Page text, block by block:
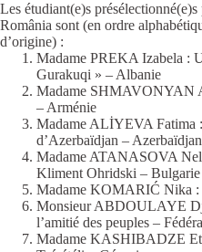
Les étudiant(e)s
România sont (en ordre
d’origine) :
Madame PREKA Izabela :
Gurakuqi » – Albanie
Madame SHMAVONYAN
– Arménie
Madame ALİYEVA Fatima
d’Azerbaïdjan – Azerbaïdjan
Madame ATANASOVA
Kliment Ohridski – Bulgarie
Madame KOMARIĆ Nika :
Monsieur ABDOULAYE
l’amitié des peuples –
Madame KASHIBADZE